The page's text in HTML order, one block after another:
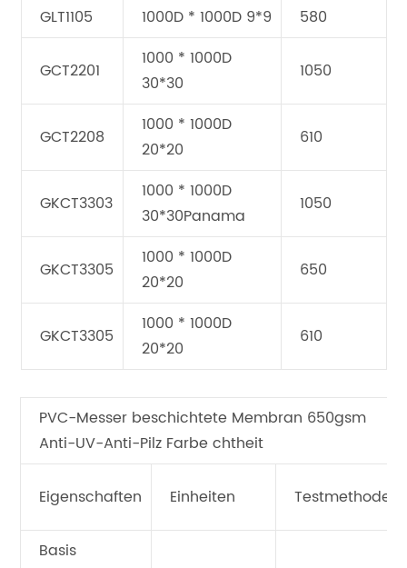
GLT1105 1000D * 1000D 9*9 580
GCT2201
1000 * 1000D
30*30
1050
GCT2208
1000 * 1000D
20*20
610
GKCT3303
1000 * 1000D
30*30Panama
1050
GKCT3305
1000 * 1000D
20*20
650
GKCT3305
1000 * 1000D
20*20
610
PVC-Messer beschichtete Membran 650gsm
Anti-UV-Anti-Pilz Farbe chtheit
Eigenschaften Einheiten Testmethode
Basis